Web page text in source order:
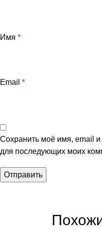
Имя *
Email *
Сохранить моё имя, email и
для последующих моих